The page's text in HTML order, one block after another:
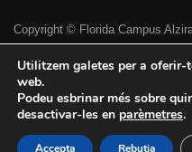
Copyright © Florida Campus
Política de privacitat
Avís legal
Accessibilitat
Utilitzem galetes per a
web.
Podeu esbrinar més sobre
desactivar-les en parèmetres.
Accepta Rebutja